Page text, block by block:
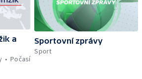
a
Počasí
Sportovní zprávy
Sport